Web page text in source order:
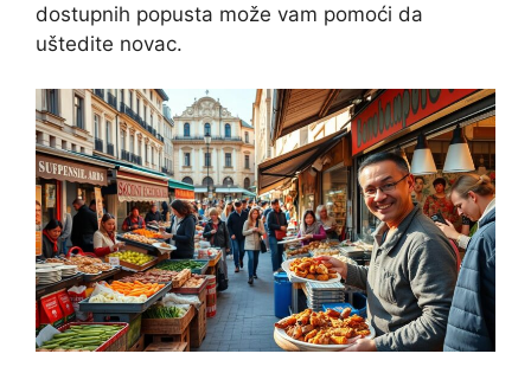
dostupnih popusta može vam pomoći da
uštedite novac.